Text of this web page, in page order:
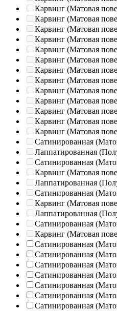
Карвинг (Матовая
Карвинг (Матовая
Карвинг (Матовая
Карвинг (Матовая
Карвинг (Матовая
Карвинг (Матовая
Карвинг (Матовая
Карвинг (Матовая
Карвинг (Матовая
Карвинг (Матовая
Карвинг (Матовая
Карвинг (Матовая
Карвинг (Матовая
Сатинированная
Лаппатированная
Сатинированная
Карвинг (Матовая
Лаппатированная
Сатинированная
Карвинг (Матовая
Лаппатированная
Сатинированная
Карвинг (Матовая
Сатинированная
Сатинированная
Сатинированная
Сатинированная
Сатинированная
Сатинированная
Сатинированная